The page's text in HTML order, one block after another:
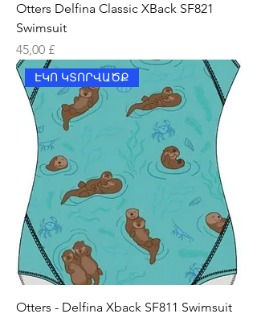
Otters Delfina Classic XBack SF821
Swimsuit
Price
45,00 £
ԷԿՈ ԿՏՈՐՎԱԾՔ
Otters - Delfina Xback SF811 Swimsuit